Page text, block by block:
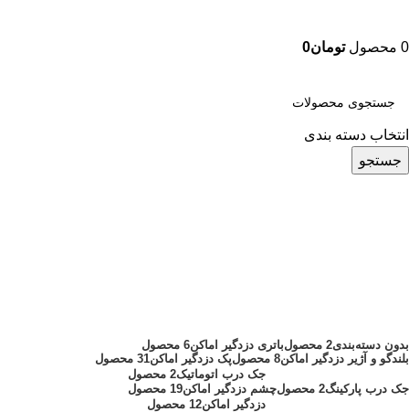
0 محصول تومان0
انتخاب دسته بندی
جستجو
بدون دسته‌بندی2 محصول باتری دزدگیر اماکن6 محصول
بلندگو و آژیر دزدگیر اماکن8 محصول پک دزدگیر اماکن31 محصول
جک درب اتوماتیک2 محصول
جک درب پارکینگ2 محصول چشم دزدگیر اماکن19 محصول
دزدگیر اماکن12 محصول